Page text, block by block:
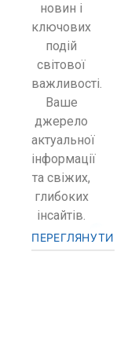
новин і
ключових
подій
світової
важливості.
Ваше
джерело
актуальної
інформації
та свіжих,
глибоких
інсайтів.
ПЕРЕГЛЯНУТИ